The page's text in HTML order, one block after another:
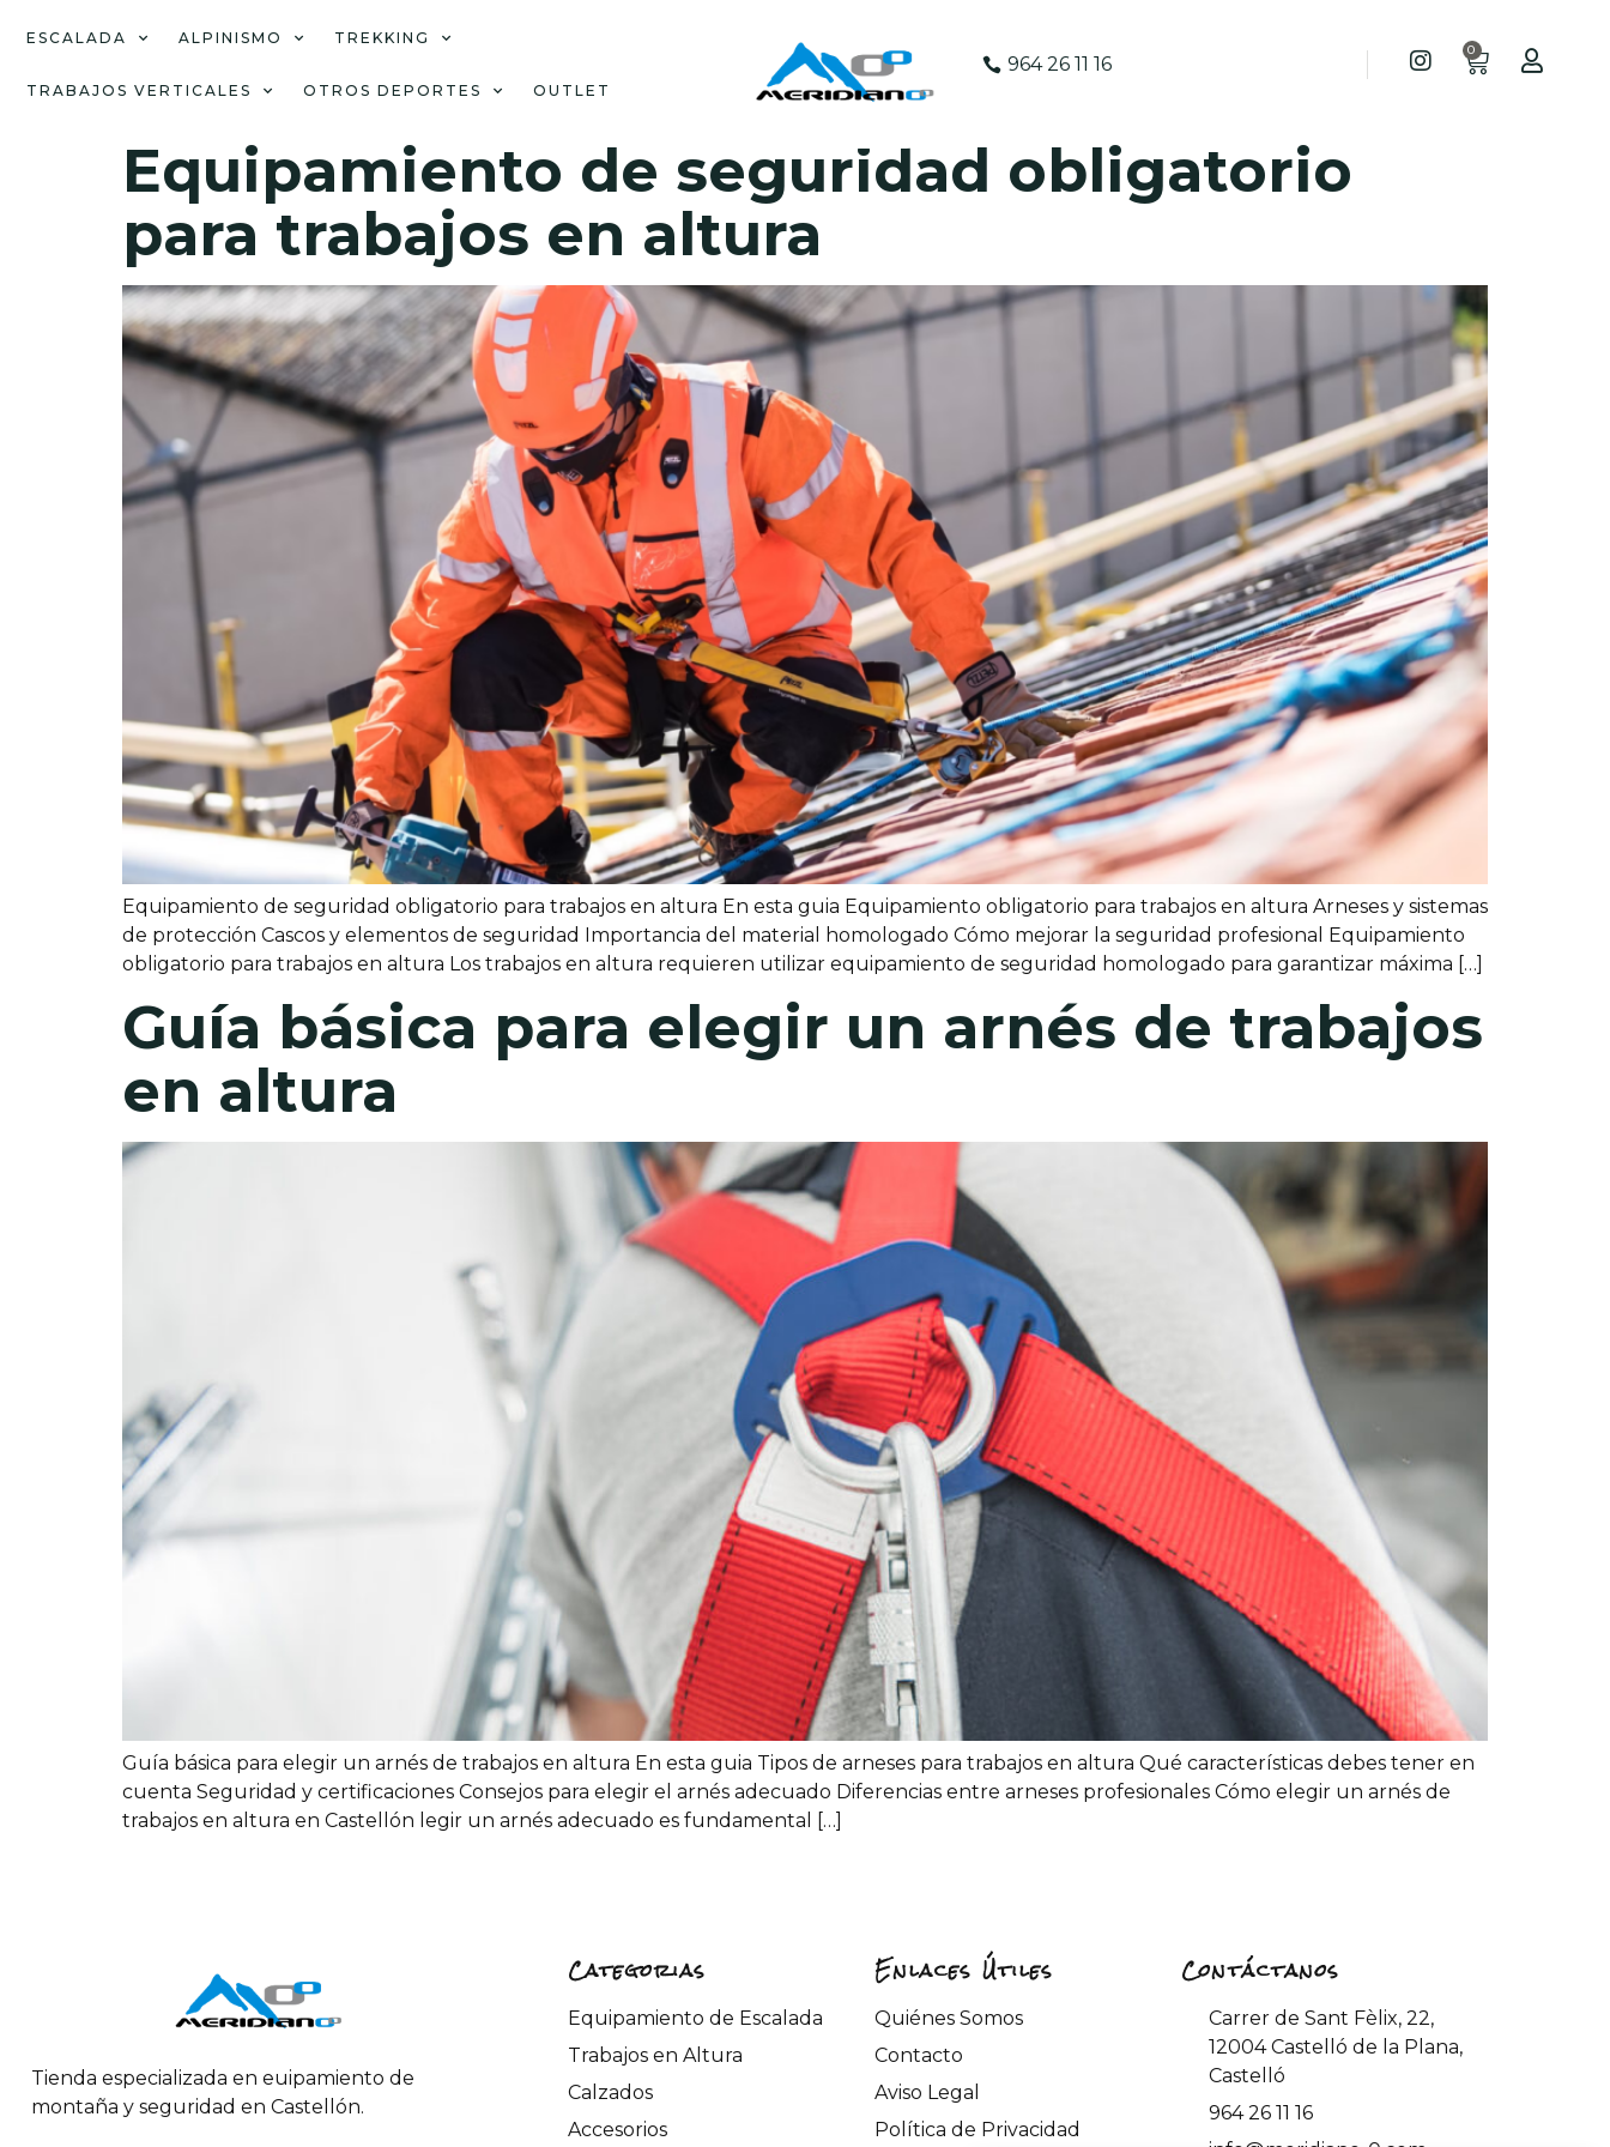
ESCALADA ALPINISMO TREKKING
TRABAJOS VERTICALES OTROS DEPORTES OUTLET
964 26 11 16
0
Equipamiento de seguridad obligatorio
para trabajos en altura
Equipamiento de seguridad obligatorio para trabajos en altura En esta guia Equipamiento obligatorio para trabajos en altura Arneses y sistemas
de protección Cascos y elementos de seguridad Importancia del material homologado Cómo mejorar la seguridad profesional Equipamiento
obligatorio para trabajos en altura Los trabajos en altura requieren utilizar equipamiento de seguridad homologado para garantizar máxima […]
Guía básica para elegir un arnés de trabajos
en altura
Guía básica para elegir un arnés de trabajos en altura En esta guia Tipos de arneses para trabajos en altura Qué características debes tener en
cuenta Seguridad y certificaciones Consejos para elegir el arnés adecuado Diferencias entre arneses profesionales Cómo elegir un arnés de
trabajos en altura en Castellón legir un arnés adecuado es fundamental […]
Tienda especializada en euipamiento de
montaña y seguridad en Castellón.
Categorias
Equipamiento de Escalada
Trabajos en Altura
Calzados
Accesorios
Enlaces Útiles
Quiénes Somos
Contacto
Aviso Legal
Política de Privacidad
Contáctanos
Carrer de Sant Fèlix, 22,
12004 Castelló de la Plana,
Castelló
964 26 11 16